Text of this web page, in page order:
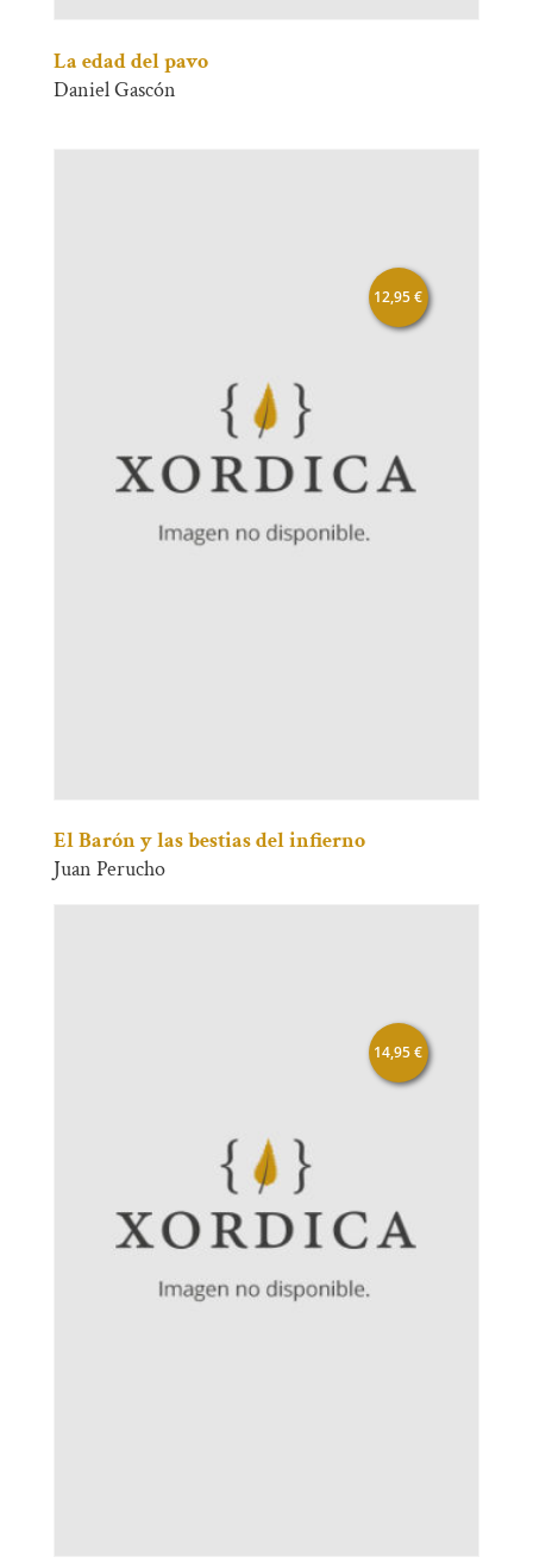
La edad del pavo
Daniel Gascón
El Barón y las bestias del infierno
Juan Perucho
12,95€
14,95€